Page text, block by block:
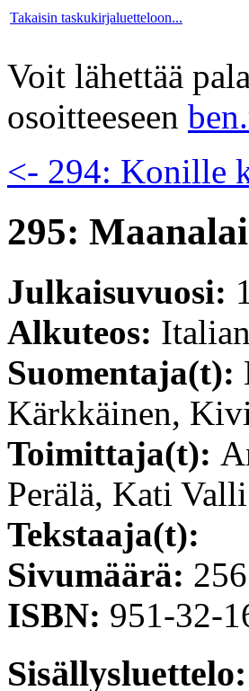
Takaisin taskukirjaluetteloon...
Voit lähettää
osoitteeseen
<- 294: Konille
295:
Julkaisuvuosi:
Alkuteos:
Suomentaja(t):
Kärkkäinen,
Toimittaja(t):
Perälä, Kati Valli
Tekstaaja(t):
Sivumäärä: 256
ISBN: 951-32-
Sisällysluettelo: